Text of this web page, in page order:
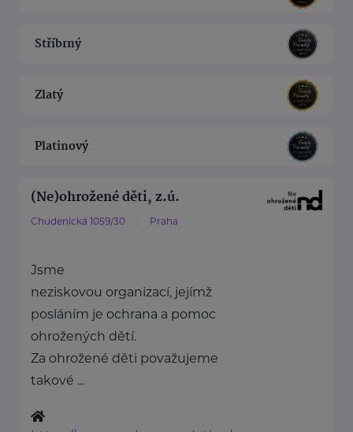
Stříbrný
Zlatý
Platinový
(Ne)ohrožené děti, z.ú.
Chudenická 1059/30 Praha
Jsme
neziskovou organizací, jejímž
posláním je ochrana a pomoc
ohrožených dětí.
Za ohrožené děti považujeme
takové ...